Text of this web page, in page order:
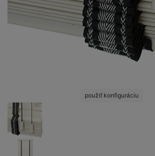
použiť konfiguráciu